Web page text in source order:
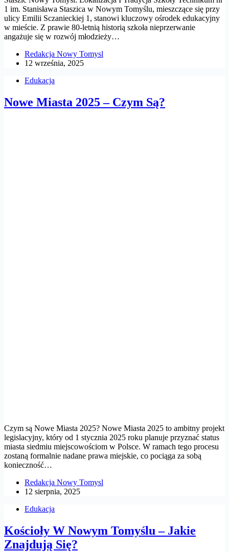
1 im. Stanisława Staszica w Nowym Tomyślu, mieszczące się przy
ulicy Emilii Sczanieckiej 1, stanowi kluczowy ośrodek edukacyjny
w mieście. Z prawie 80-letnią historią szkoła nieprzerwanie
angażuje się w rozwój młodzieży…
Redakcja Nowy Tomysl
12 września, 2025
Edukacja
Nowe Miasta 2025 – Czym Są?
Czym są Nowe Miasta 2025? Nowe Miasta 2025 to ambitny projekt
legislacyjny, który od 1 stycznia 2025 roku planuje przyznać status
miasta siedmiu miejscowościom w Polsce. W ramach tego procesu
zostaną formalnie nadane prawa miejskie, co pociąga za sobą
konieczność…
Redakcja Nowy Tomysl
12 sierpnia, 2025
Edukacja
Kościoły W Nowym Tomyślu – Jakie
Znajdują Się?